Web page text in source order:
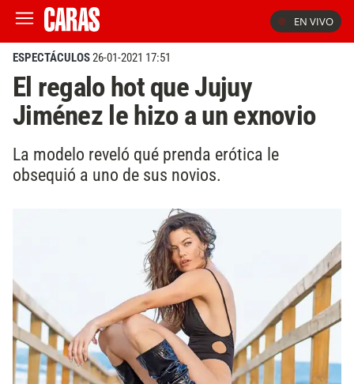
EN VIVO
ESPECTÁCULOS26-01-2021 17:51
El regalo hot que Jujuy
Jiménez le hizo a un exnovio
La modelo reveló qué prenda erótica le
obsequió a uno de sus novios.